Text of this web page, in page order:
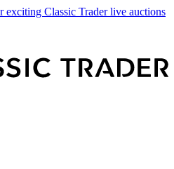
exciting Classic Trader live auctions